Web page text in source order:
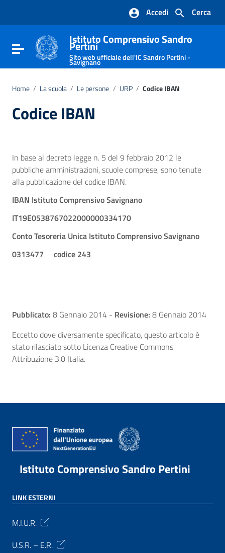
Vai al footer
Cerca
Accedi
Attiva / disattiva la navigazione
Istituto Comprensivo Sandro
Pertini
Sito web ufficiale dell'IC Sandro Pertini -
Savignano
Home / La scuola / Le persone / URP / Codice IBAN
Codice IBAN
In base al decreto legge n. 5 del 9 febbraio 2012 le
pubbliche amministrazioni, scuole comprese, sono tenute
alla pubblicazione del codice IBAN.
IBAN Istituto Comprensivo Savignano
IT19E0538767022000000334170
Conto Tesoreria Unica Istituto Comprensivo Savignano
0313477 codice 243
Pubblicato: 8 Gennaio 2014 - Revisione: 8 Gennaio 2014
Eccetto dove diversamente specificato, questo articolo è
stato rilasciato sotto Licenza Creative Commons
Attribuzione 3.0 Italia.
Istituto Comprensivo Sandro Pertini
LINK ESTERNI
M.I.U.R.
U.S.R. – E.R.